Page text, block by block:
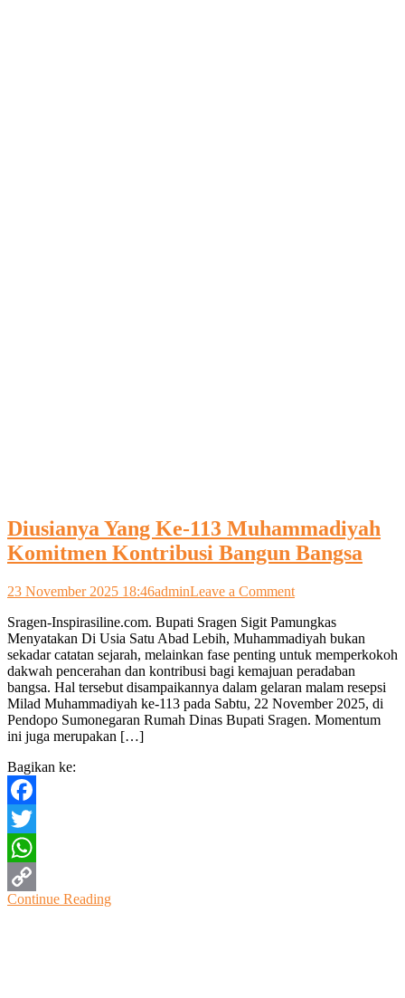
Diusianya Yang Ke-113 Muhammadiyah
Komitmen Kontribusi Bangun Bangsa
23 November 2025 18:46adminLeave a Commenton
Yang
Ke-
113
Muhammadiyah
Komitmen
Kontribusi
Bangun
Sragen-Inspirasiline.com. Bupati Sragen Sigit Pamungkas
Menyatakan Di Usia Satu Abad Lebih, Muhammadiyah bukan
sekadar catatan sejarah, melainkan fase penting untuk memperkokoh
dakwah pencerahan dan kontribusi bagi kemajuan peradaban
bangsa. Hal tersebut disampaikannya dalam gelaran malam resepsi
Milad Muhammadiyah ke-113 pada Sabtu, 22 November 2025, di
Pendopo Sumonegaran Rumah Dinas Bupati Sragen. Momentum
ini juga merupakan […]
Bagikan ke:
Facebook
Twitter
WhatsApp
Copy
Continue Reading